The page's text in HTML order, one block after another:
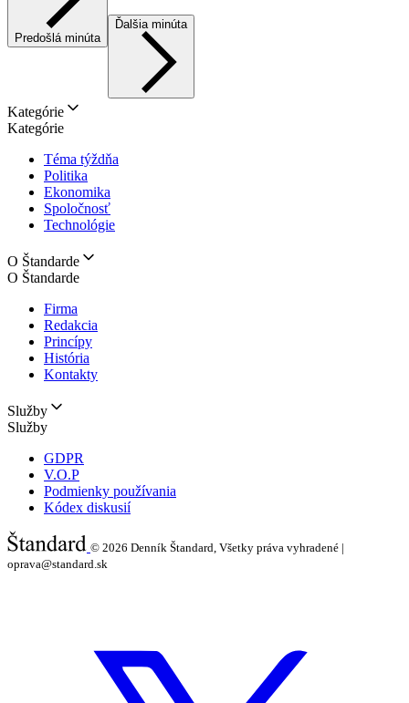
Predošlá minúta
Ďalšia minúta
Kategórie
Kategórie
Téma týždňa
Politika
Ekonomika
Spoločnosť
Technológie
O Štandarde
O Štandarde
Firma
Redakcia
Princípy
História
Kontakty
Služby
Služby
GDPR
V.O.P
Podmienky používania
Kódex diskusií
© 2026 Denník Štandard, Všetky práva vyhradené |
oprava@standard.sk